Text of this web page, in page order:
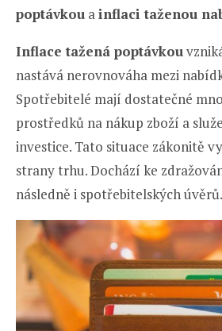
poptávkou ainflaci taženou
Inflace tažená poptávkou
nastává nerovnováha mezi
Spotřebitelé mají dostatečné
prostředků na nákup zboží a
investice. Tato situace zákonitě
strany trhu. Dochází ke
následně i spotřebitelských úvěrů.